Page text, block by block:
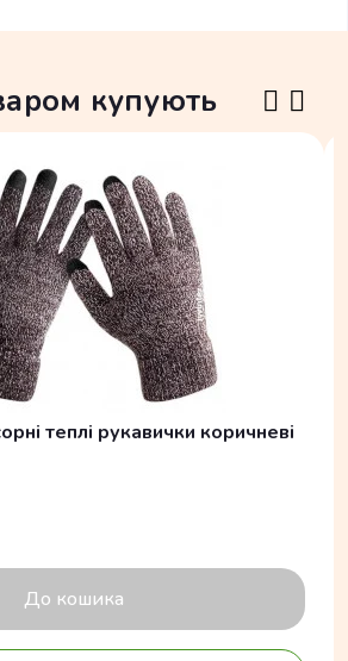
купують
теплі рукавички коричневі
До кошика